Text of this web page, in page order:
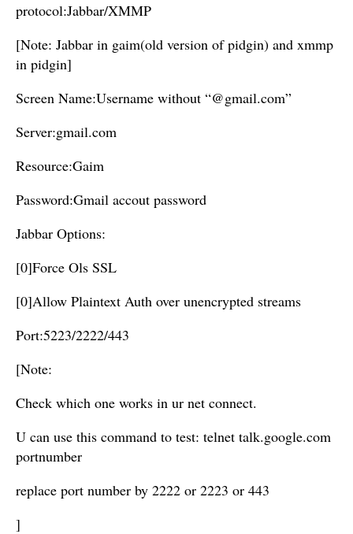
protocol:Jabbar/XMMP
[Note: Jabbar in gaim(old version of pidgin) and xmmp
in pidgin]
Screen Name:Username without “@gmail.com”
Server:gmail.com
Resource:Gaim
Password:Gmail accout password
Jabbar Options:
[0]Force Ols SSL
[0]Allow Plaintext Auth over unencrypted streams
Port:5223/2222/443
[Note:
Check which one works in ur net connect.
U can use this command to test: telnet talk.google.com
portnumber
replace port number by 2222 or 2223 or 443
]